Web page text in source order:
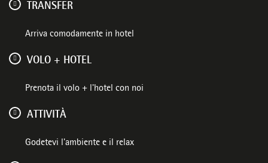
TRANSFER
Arriva comodamente in hotel
VOLO + HOTEL
Prenota il volo + l'hotel con noi
ATTIVITÀ
Godetevi l'ambiente e il relax